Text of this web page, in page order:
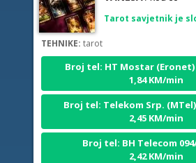
TEHNIKE:tarot
Broj tel: HT Mostar (Eronet)
1,84 KM/min
Broj tel: Telekom Srp. (MTel)
2,45 KM/min
Broj tel: BH Telecom
2,42 KM/min